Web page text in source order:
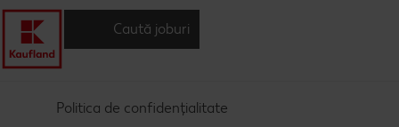
Caută joburi
Politica de confidențialitate